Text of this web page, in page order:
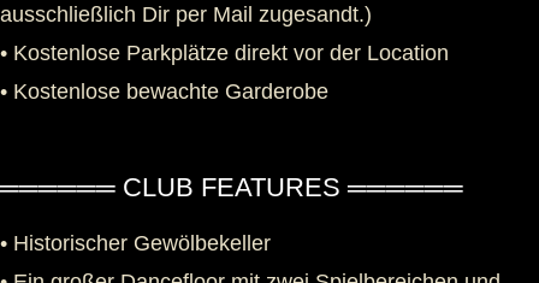
ausschließlich Dir per Mail zugesandt.)
• Kostenlose Parkplätze direkt vor der Location
• Kostenlose bewachte Garderobe
══════ CLUB FEATURES ══════
• Historischer Gewölbekeller